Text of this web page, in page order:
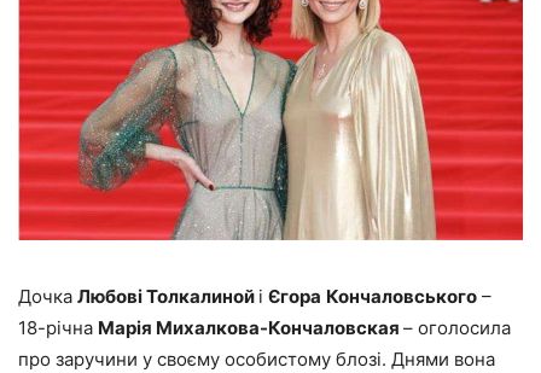
Дочка Любові Толкалиной і Єгора Кончаловського –
18-річна Марія Михалкова-Кончаловская – оголосила
про заручини у своєму особистому блозі. Днями вона